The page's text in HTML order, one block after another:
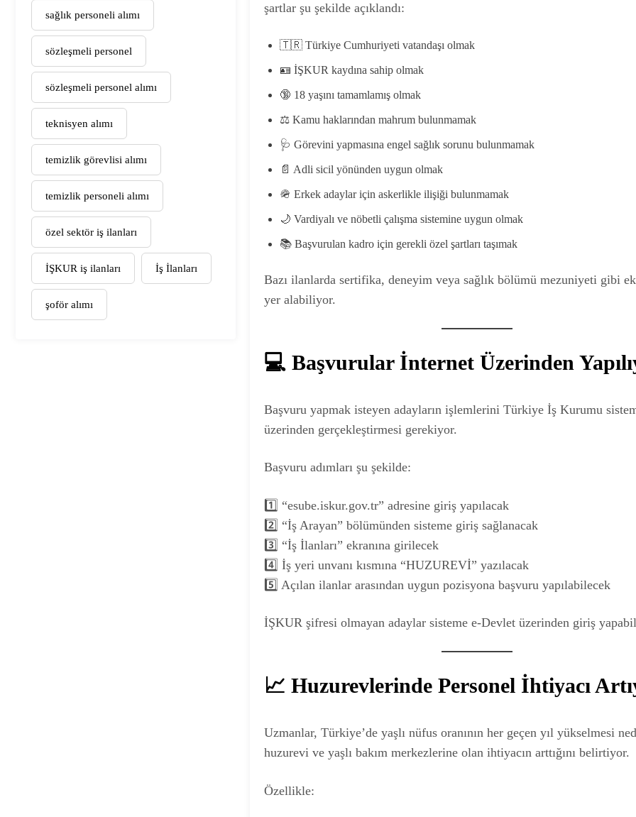
sağlık personeli alımı
sözleşmeli personel
sözleşmeli personel alımı
teknisyen alımı
temizlik görevlisi alımı
temizlik personeli alımı
özel sektör iş ilanları
İŞKUR iş ilanları İş İlanları
şoför alımı
şartlar şu şekilde açıklandı:
🇹🇷 Türkiye Cumhuriyeti vatandaşı olmak
🪪 İŞKUR kaydına sahip olmak
🔞 18 yaşını tamamlamış olmak
⚖️ Kamu haklarından mahrum bulunmamak
🩺 Görevini yapmasına engel sağlık sorunu bulunmamak
📄 Adli sicil yönünden uygun olmak
🪖 Erkek adaylar için askerlikle ilişiği bulunmamak
🌙 Vardiyalı ve nöbetli çalışma sistemine uygun olmak
📚 Başvurulan kadro için gerekli özel şartları taşımak
Bazı ilanlarda sertifika, deneyim veya sağlık bölümü mezuniyeti gibi
yer alabiliyor.
💻 Başvurular İnternet Üzerinden
Başvuru yapmak isteyen adayların işlemlerini Türkiye İş Kurumu
üzerinden gerçekleştirmesi gerekiyor.
Başvuru adımları şu şekilde:
1️⃣ “esube.iskur.gov.tr” adresine giriş yapılacak
2️⃣ “İş Arayan” bölümünden sisteme giriş sağlanacak
3️⃣ “İş İlanları” ekranına girilecek
4️⃣ İş yeri unvanı kısmına “HUZUREVİ” yazılacak
5️⃣ Açılan ilanlar arasından uygun pozisyona başvuru yapılabilecek
İŞKUR şifresi olmayan adaylar sisteme e-Devlet üzerinden giriş
📈 Huzurevlerinde Personel İhtiyacı
Uzmanlar, Türkiye’de yaşlı nüfus oranının her geçen yıl yükselmesi
huzurevi ve yaşlı bakım merkezlerine olan ihtiyacın arttığını belirtiyor.
Özellikle: